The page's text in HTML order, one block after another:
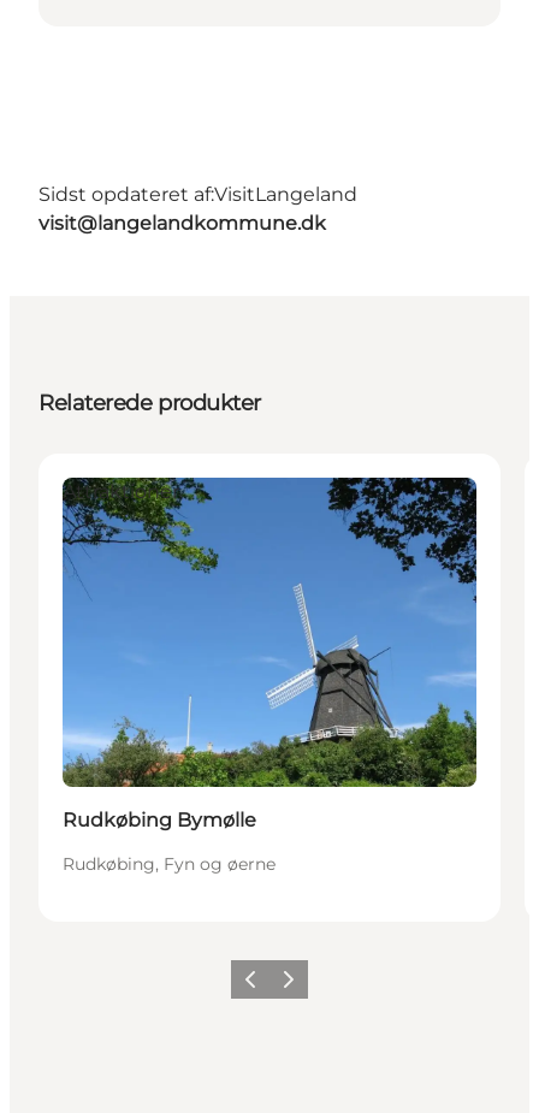
Sidst opdateret af:VisitLangeland
visit@langelandkommune.dk
Relaterede produkter
Attraktioner
Rudkøbing Bymølle
Rudkøbing, Fyn og øerne
ForrigeNæste